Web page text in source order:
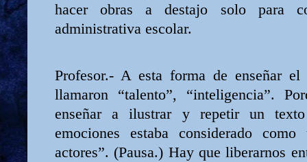
hacer obras a destajo solo para
administrativa escolar.
Profesor.- A esta forma de enseñar
llamaron “talento”, “inteligencia”.
enseñar a ilustrar y repetir un
emociones estaba considerado
actores”. (Pausa.) Hay que liberarnos